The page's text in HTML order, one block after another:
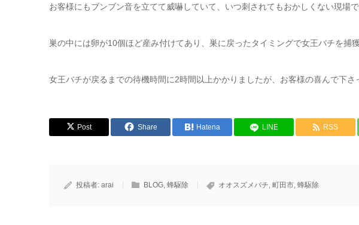
お客様にもブンブン音を立てて威嚇していて、いつ刺されてもおかしくない現場で
巣の中には卵が10個ほど産み付けてあり、巣に戻ったタイミングで女王バチを捕
女王バチが戻るまでの待機時間に2時間以上かかりましたが、お客様の喜んで下さ
Post Share Hatena LINE RSS
投稿者: arai BLOG, 蜂駆除 オオスズメバチ, 町田市, 蜂駆除